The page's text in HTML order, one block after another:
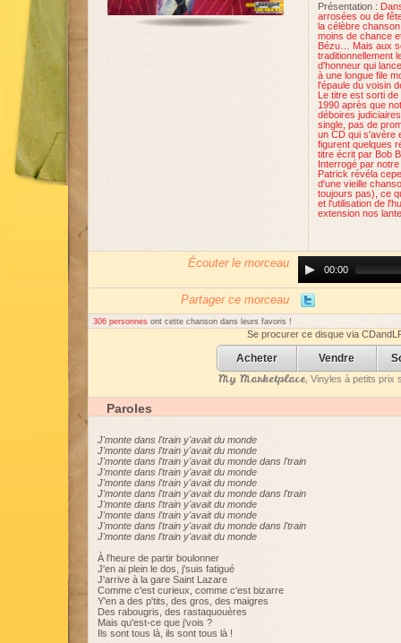
Présentation :
arrosées ou de
la célèbre
moins de chance
Bézu… Mais aux
traditionnellement
d'honneur qui
à une longue file
l'épaule du voisin
Le titre est sorti
1990 après que
déboires
single, pas de
un CD qui s'avère
figurent quelques
titre écrit par Bob
Interrogé par
Patrick révéla
d'une vieille
toujours pas), ce
et l'utilisation de
extension nos
Écouter le morceau
Player00:00
Partager ce morceau
306 personnes ont cette chanson dans leurs favoris !
Se procurer ce disque via
Acheter Vendre
My Marketplace, Vinyles à petits prix
Paroles
J'monte dans l'train y'avait du monde
J'monte dans l'train y'avait du monde
J'monte dans l'train y'avait du monde dans l'train
J'monte dans l'train y'avait du monde
J'monte dans l'train y'avait du monde
J'monte dans l'train y'avait du monde dans l'train
J'monte dans l'train y'avait du monde
J'monte dans l'train y'avait du monde
J'monte dans l'train y'avait du monde dans l'train
J'monte dans l'train y'avait du monde
À l'heure de partir boulonner
J'en ai plein le dos, j'suis fatigué
J'arrive à la gare Saint Lazare
Comme c'est curieux, comme c'est bizarre
Y'en a des p'tits, des gros, des maigres
Des rabougris, des rastaquouères
Mais qu'est-ce que j'vois ?
Ils sont tous là, ils sont tous là !